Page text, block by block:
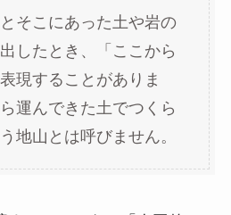
そこにあった土や岩の
したとき、「ここから
現することがありま
運んできた土でつくら
地山とは呼びません。